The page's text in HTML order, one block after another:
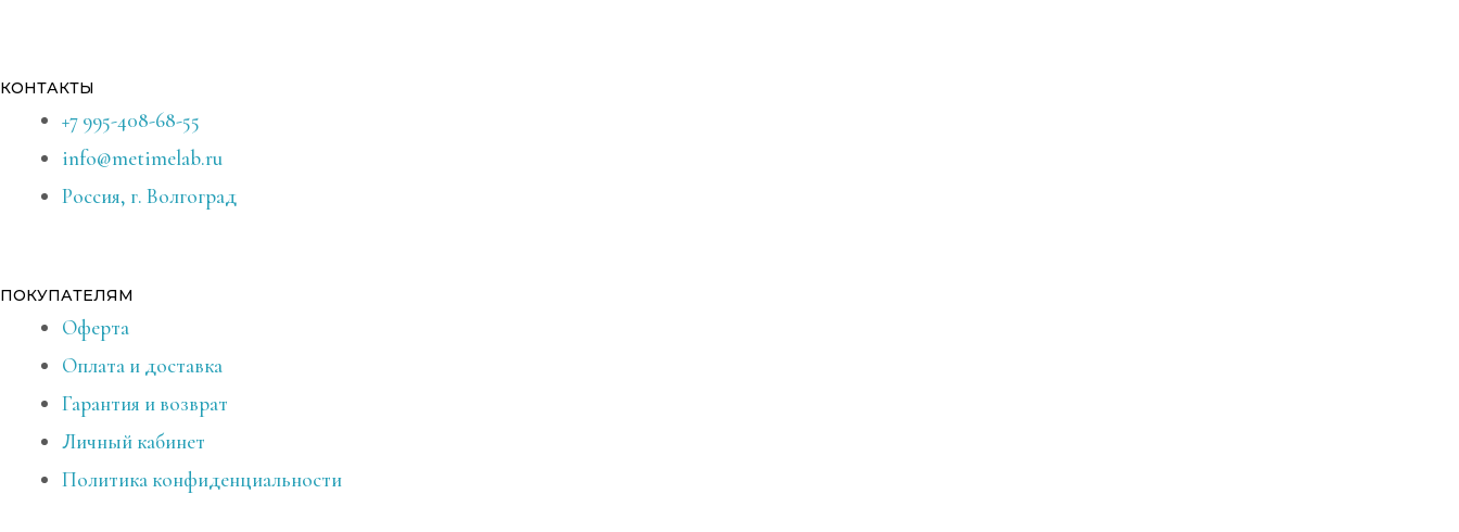
КОНТАКТЫ
+7 995-408-68-55
info@metimelab.ru
Россия, г. Волгоград
ПОКУПАТЕЛЯМ
Оферта
Оплата и доставка
Гарантия и возврат
Личный кабинет
Политика конфиденциальности